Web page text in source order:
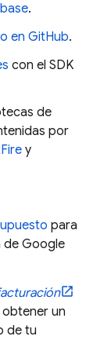
.
en GitHub.
con el SDK
de
por
y
para
de Google
un
de tu